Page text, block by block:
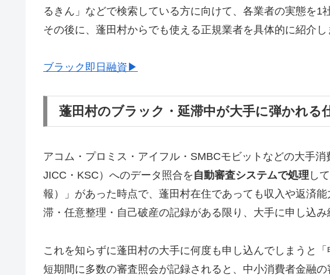
るきん」などで検索している方に向けて、各業者の実態を1
その後に、蓬田村からでも使える正規業者を具体的に紹介し
ブラック即日融資▶
蓬田村のブラック・延滞中が大手に弾かれる
アコム・プロミス・アイフル・SMBCモビットなどの大手消
JICC・KSC）へのデータ照合を 自動審査システムで処理 し
報）」があった時点で、蓬田村在住であっても収入や返済
滞・任意整理・自己破産の記録がある限り、大手に申し込み
これを知らずに蓬田村の大手に何度も申し込んでしまうと
短期間に多数の審査照会が記録されると、中小消費者金融